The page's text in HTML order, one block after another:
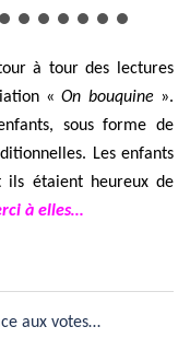
à tour des lectures
«On bouquine».
sous forme de
Les enfants
ils étaient heureux de
à elles…
aux votes…